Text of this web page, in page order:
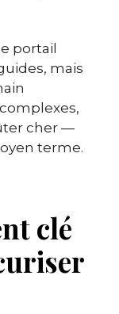
portail
mais
cher —
terme.
clé